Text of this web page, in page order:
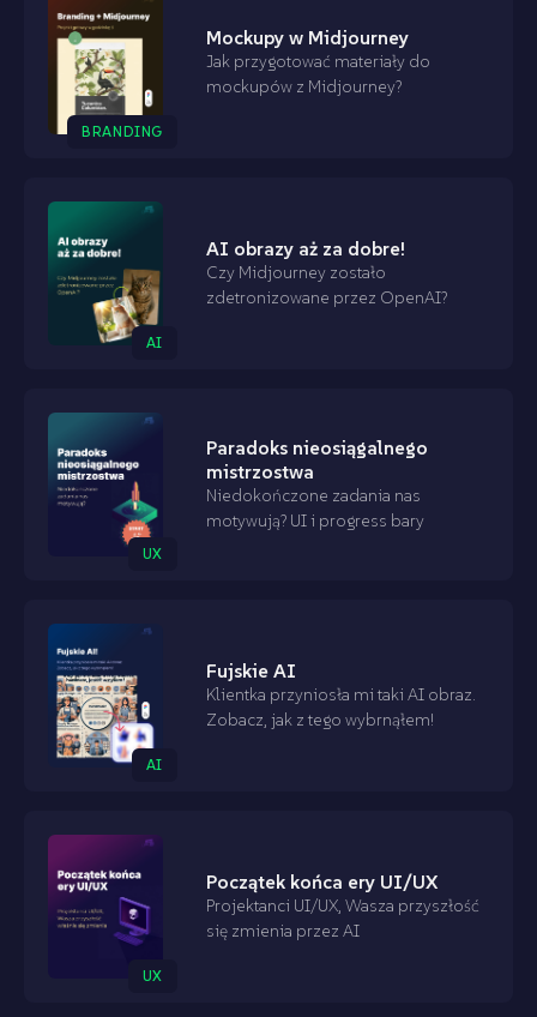
BRANDING
Mockupy w Midjourney
Jak przygotować materiały do
mockupów z Midjourney?
AI
AI obrazy aż za dobre!
Czy Midjourney zostało
zdetronizowane przez OpenAI?
UX
Paradoks nieosiągalnego
mistrzostwa
Niedokończone zadania nas
motywują? UI i progress bary
AI
Fujskie AI
Klientka przyniosła mi taki AI obraz.
Zobacz, jak z tego wybrnąłem!
UX
Początek końca ery UI/UX
Projektanci UI/UX, Wasza przyszłość
się zmienia przez AI